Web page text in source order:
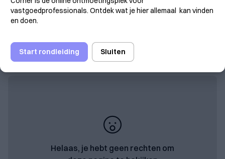
buitenlandse werknemers in risicosectoren – zoals
onder meer de bouw en de schoonmaak – tegen te
Werk nog een gedoogperiode.
Helaas, je hebt geen rechten om
vastgoedprofessionals. Ontdek wat je hier allemaal kan vinden
en doen.
Start rondleiding Sluiten